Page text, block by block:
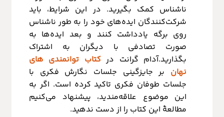
ناشناس کمک بگیرید. در این شرایط، باید
شرکت‌کنندگان ایده‌های خود را به طور ناشناس
روی برگه یادداشت کنند و بعد ایده‌ها به
صورت تصادفی با دیگران به اشتراک
بگذارید.آدام گرانت درکتاب توانمندی های
نهان بر جایزگینی جلسات نگارش فکری با
جلسات طوفان فکری تاکید کرده است. اگر به
این موضوع علاقه‌مندید، پیشنهاد می‌کنیم
مطالعۀ این کتاب را از دست ندهید.